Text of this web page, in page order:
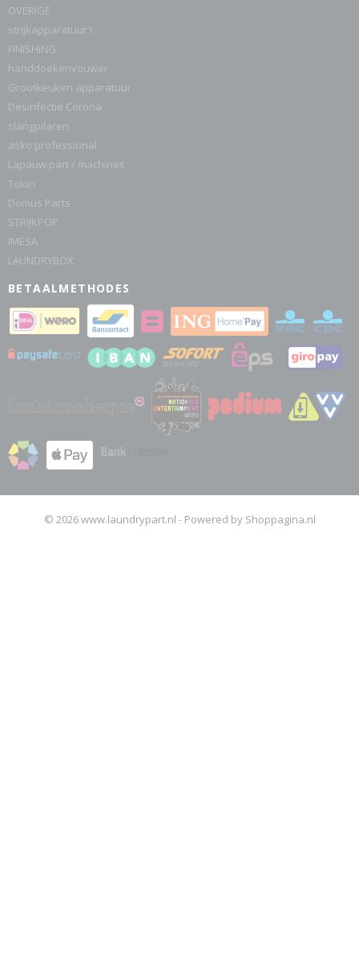
OVERIGE
strijkapparatuur1
FINISHING
handdoekenvouwer
Grootkeuken apparatuur
Desinfectie Corona
slangpilaren
asko professional
Lapauw part / machines
Tolon
Domus Parts
STRIJKPOP
IMESA
LAUNDRYBOX
BETAALMETHODES
© 2026 www.laundrypart.nl - Powered by Shoppagina.nl